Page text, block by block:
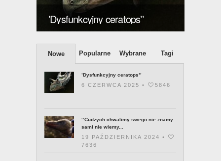
’Dysfunkcyjny ceratops’’
Nowe Popularne Wybrane Tagi
’Dysfunkcyjny ceratops’’
6 CZERWCA 2025 • 5846
‘’Cudzych chwalimy swego nie znamy
sami nie wiemy...
19 PAŹDZIERNIKA 2024 •
7636